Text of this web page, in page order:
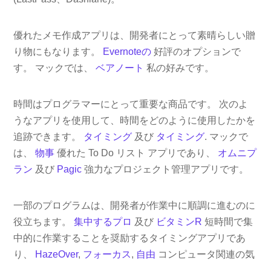
優れたメモ作成アプリは、開発者にとって素晴らしい贈
り物にもなります。 Evernoteの 好評のオプションで
す。 マックでは、ベアノート 私の好みです。
時間はプログラマーにとって重要な商品です。 次のよ
うなアプリを使用して、時間をどのように使用したかを
追跡できます。 タイミング 及び タイミング. マックで
は、物事 優れた To Do リスト アプリであり、 オムニプ
ラン 及び Pagic 強力なプロジェクト管理アプリです。
一部のプログラムは、開発者が作業中に順調に進むのに
役立ちます。集中するプロ 及び ビタミンR 短時間で集
中的に作業することを奨励するタイミングアプリであ
り、 HazeOver, フォーカス, 自由 コンピュータ関連の気